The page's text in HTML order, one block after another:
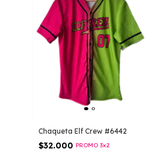
Chaqueta Elf Crew #6442
$32.000 PROMO 3x2